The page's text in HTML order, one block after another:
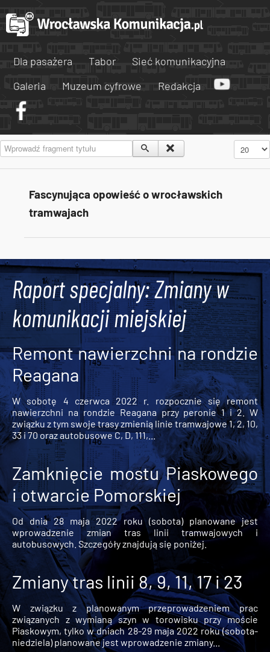
Dla pasażera Tabor
Sieć komunikacyjna
Galeria
Muzeum cyfrowe Redakcja
Wprowadź fragment tytułu Pokaż #
Fascynująca opowieść o wrocławskich
tramwajach
Raport specjalny: Zmiany w
komunikacji miejskiej
Remont nawierzchni na rondzie
Reagana
W sobotę 4 czerwca 2022 r. rozpocznie się remont
nawierzchni na rondzie Reagana przy peronie 1 i 2. W
związku z tym swoje trasy zmienią linie tramwajowe 1, 2, 10,
33 i 70 oraz autobusowe C, D, 111,...
Zamknięcie mostu Piaskowego
i otwarcie Pomorskiej
Od dnia 28 maja 2022 roku (sobota) planowane jest
wprowadzenie zmian tras linii tramwajowych i
autobusowych. Szczegóły znajdują się poniżej.
Zmiany tras linii 8, 9, 11, 17 i 23
W związku z planowanym przeprowadzeniem prac
związanych z wymianą szyn w torowisku przy moście
Piaskowym, tylko w dniach 28-29 maja 2022 roku (sobota-
niedziela) planowane jest wprowadzenie zmiany...